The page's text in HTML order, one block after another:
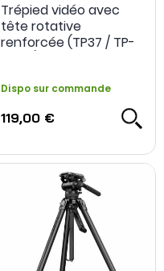
Trépied vidéo avec
tête rotative
renforcée (TP37 / TP-
Dispo sur commande
119,00 €